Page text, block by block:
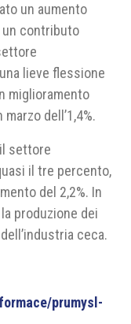
un aumento
un contributo
lieve flessione
miglioramento
dell’1,4%.
settore
il tre percento,
del 2,2%. In
produzione dei
ceca.
prumysl-